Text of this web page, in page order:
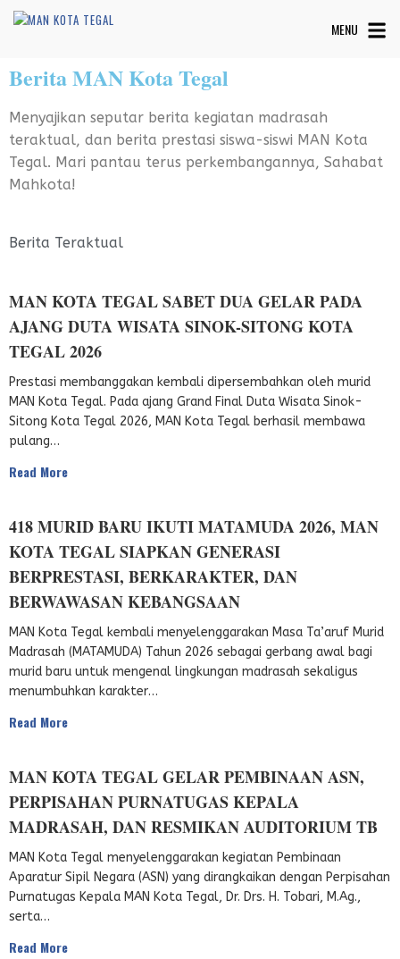
MENU
Berita MAN Kota Tegal
Menyajikan seputar berita kegiatan madrasah
teraktual, dan berita prestasi siswa-siswi MAN Kota
Tegal. Mari pantau terus perkembangannya, Sahabat
Mahkota!
Berita Teraktual
MAN KOTA TEGAL SABET DUA GELAR PADA
AJANG DUTA WISATA SINOK-SITONG KOTA
TEGAL 2026
Prestasi membanggakan kembali dipersembahkan oleh murid
MAN Kota Tegal. Pada ajang Grand Final Duta Wisata Sinok-
Sitong Kota Tegal 2026, MAN Kota Tegal berhasil membawa
pulang…
Read More
418 MURID BARU IKUTI MATAMUDA 2026, MAN
KOTA TEGAL SIAPKAN GENERASI
BERPRESTASI, BERKARAKTER, DAN
BERWAWASAN KEBANGSAAN
MAN Kota Tegal kembali menyelenggarakan Masa Ta’aruf Murid
Madrasah (MATAMUDA) Tahun 2026 sebagai gerbang awal bagi
murid baru untuk mengenal lingkungan madrasah sekaligus
menumbuhkan karakter…
Read More
MAN KOTA TEGAL GELAR PEMBINAAN ASN,
PERPISAHAN PURNATUGAS KEPALA
MADRASAH, DAN RESMIKAN AUDITORIUM TB
MAN Kota Tegal menyelenggarakan kegiatan Pembinaan
Aparatur Sipil Negara (ASN) yang dirangkaikan dengan Perpisahan
Purnatugas Kepala MAN Kota Tegal, Dr. Drs. H. Tobari, M.Ag.,
serta…
Read More